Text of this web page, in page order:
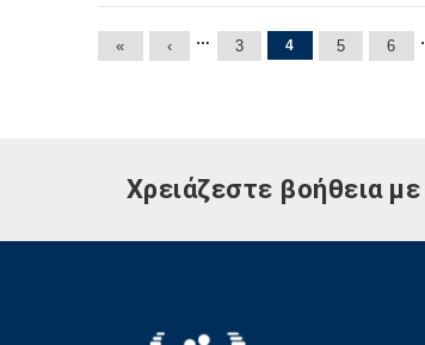
Σελίδες
« ‹ … 3 4 5 6
Χρειάζεστε βοήθεια